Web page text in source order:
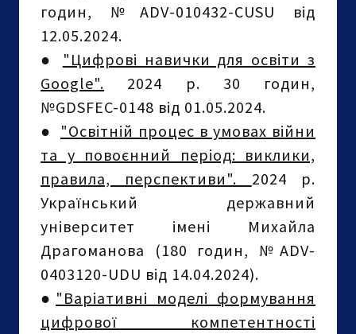
годин, №ADV-010432-CUSU від
12.05.2024.
● "Цифрові навички для освіти з
Google". 2024 р. 30 годин,
№GDSFEC-0148 від 01.05.2024.
● "Освітній процес в умовах війни
та у повоєнний період: виклики,
правила, перспективи". 2024 р.
Український державний
університет імені Михайла
Драгоманова (180 годин, №ADV-
0403120-UDU від 14.04.2024).
● "Варіативні моделі формування
цифрової компетентності